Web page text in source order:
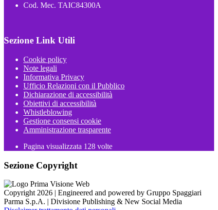
Cod. Mec. TAIC84300A
Sezione Link Utili
Cookie policy
Note legali
Informativa Privacy
Ufficio Relazioni con il Pubblico
Dichiarazione di accessibilità
Obiettivi di accessibilità
Whistleblowing
Gestione consensi cookie
Amministrazione trasparente
Pagina visualizzata 128 volte
Sezione Copyright
Copyright 2026 | Engineered and powered by Gruppo Spaggiari
Parma S.p.A. | Divisione Publishing & New Social Media